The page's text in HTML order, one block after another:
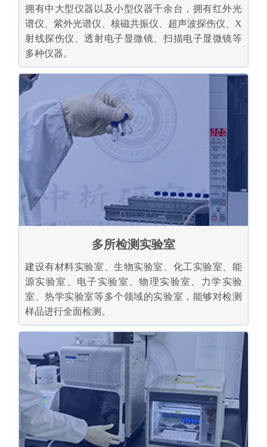
拥有中大型仪器以及小型仪器千余台，拥有红外光
谱仪、紫外光谱仪、核磁共振仪、超声波探伤仪、X
射线探伤仪、透射电子显微镜、扫描电子显微镜等
多种仪器。
多所检测实验室
建设有材料实验室、生物实验室、化工实验室、能
源实验室、电子实验室、物理实验室、力学实验
室、热学实验室等多个领域的实验室，能够对检测
样品进行全面检测。